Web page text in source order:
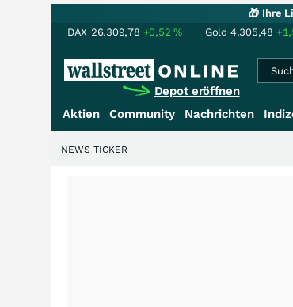
🎁 Ihre
DAX 26.309,78 +0,52% Gold 4.305,48
Depot eröffnen
Aktien Community Nachrichten
NEWS TICKER